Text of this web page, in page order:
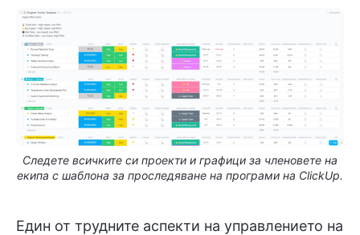
Следете всичките си проекти и графици за членовете на
екипа с шаблона за проследяване на програми на ClickUp.
Един от трудните аспекти на управлението на